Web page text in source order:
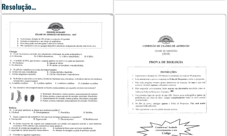
Resolução...